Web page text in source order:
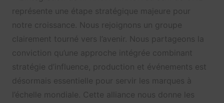
représente une étape stratégique majeure pour
notre croissance. Nous rejoignons un groupe
clairement tourné vers l’avenir. Nous partageons la
conviction qu’une approche intégrée combinant
stratégie d’influence, production et événements est
désormais essentielle pour servir les marques à
l’échelle mondiale. Cette alliance nous donne les